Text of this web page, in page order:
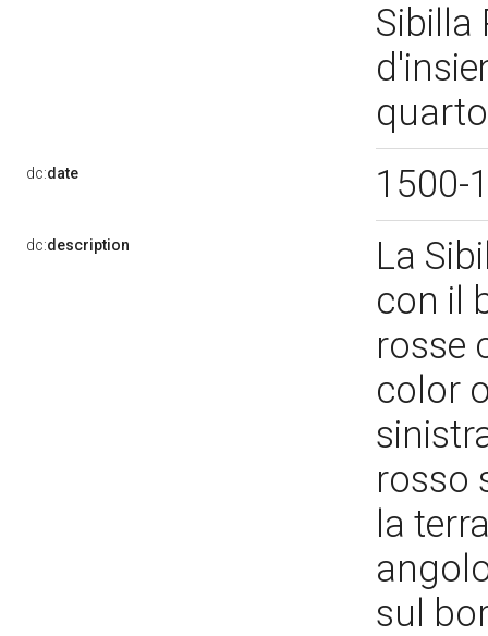
Sibilla
dc:date 1500-
dc:description
La
con il
rosse
color
rosso
la
sul